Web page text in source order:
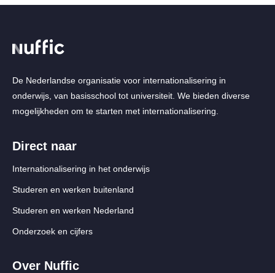
De Nederlandse organisatie voor internationalisering in
onderwijs, van basisschool tot universiteit. We bieden diverse
mogelijkheden om te starten met internationalisering.
Direct naar
Internationalisering in het onderwijs
Studeren en werken buitenland
Studeren en werken Nederland
Onderzoek en cijfers
Over Nuffic